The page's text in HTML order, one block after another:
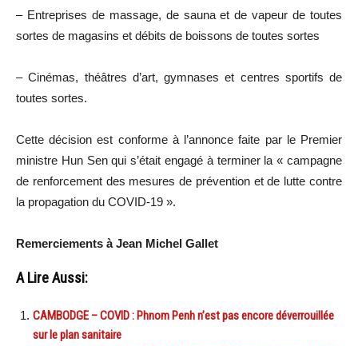
– Entreprises de massage, de sauna et de vapeur de toutes
sortes de magasins et débits de boissons de toutes sortes
– Cinémas, théâtres d’art, gymnases et centres sportifs de
toutes sortes.
Cette décision est conforme à l’annonce faite par le Premier
ministre Hun Sen qui s’était engagé à terminer la « campagne
de renforcement des mesures de prévention et de lutte contre
la propagation du COVID-19 ».
Remerciements à Jean Michel Gallet
A Lire Aussi:
CAMBODGE – COVID : Phnom Penh n’est pas encore déverrouillée
sur le plan sanitaire